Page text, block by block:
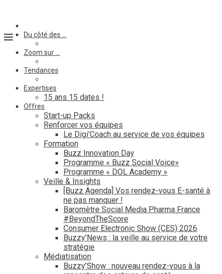
Du côté des …
Zoom sur …
Tendances
Expertises
15 ans 15 dates !
Offres
Start-up Packs
Renforcer vos équipes
Le Digi’Coach au service de vos équipes
Formation
Buzz Innovation Day
Programme « Buzz Social Voice»
Programme « DOL Academy »
Veille & Insights
[Buzz Agenda] Vos rendez-vous E-santé à
ne pas manquer !
Baromètre Social Media Pharma France
#BeyondTheScore
Consumer Electronic Show (CES) 2026
Buzzy’News : la veille au service de votre
stratégie
Médiatisation
Buzzy’Show : nouveau rendez-vous à la